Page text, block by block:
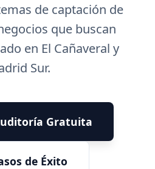
de captación de
que buscan
en El Cañaveral y
Sur.
Gratuita
de Éxito